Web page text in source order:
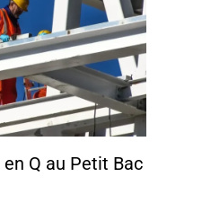
Q au Petit Bac